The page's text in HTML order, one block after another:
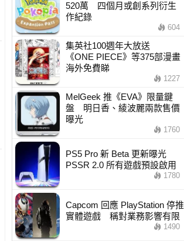
520萬 四個月或創系列衍生
作紀錄
604
集英社100週年大放送
《ONE PIECE》等375部漫畫
海外免費睇
1227
MelGeek 推《EVA》限量鍵
盤 明日香、綾波麗兩款售價
曝光
1760
PS5 Pro 新 Beta 更新曝光
PSSR 2.0 所有遊戲預設啟用
1780
Capcom 回應 PlayStation 停推
實體遊戲 稱對業務影響有限
1490